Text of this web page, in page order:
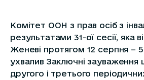
Комітет ООН з прав осіб з
результатами 31-ої сесії, яка
Женеві протягом 12 серпня –
ухвалив Заключні зауваження
другого і третього